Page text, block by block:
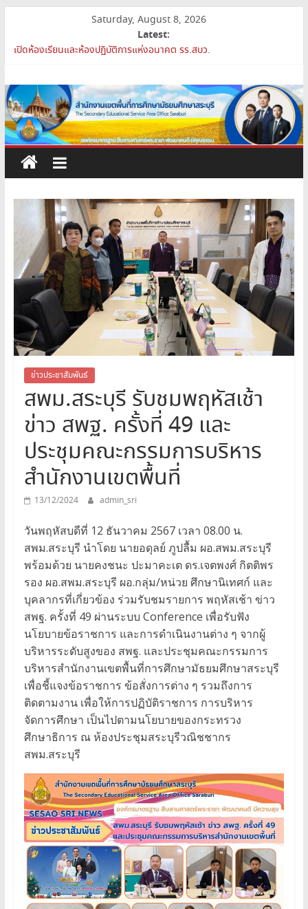
content
Saturday, August 8, 2026
Latest:
เปิดห้องเรียนและห้องปฏิบัติการแห่งอนาคต รร.สบว.
สพม.สบ เข้าร่วมประชุมสัมมนา ผอ.สพท. ทั่วประเทศ ครั้งที่ 2/2569 “All
for Education”
การย้ายข้าราชการครูและบุคลากรทางการศึกษา ตำแหน่งศึกษานิเทศก์
สพม.สบ ประชุมชี้แจงแนวทางการส่งเสริมความโปร่งใสในสำนักงานเขต
พื้นที่การศึกษา 2569
สำนักงาน
เขต
พื้นที่
การ
ศึกษา
มัธยมศึกษา
สระบุรี
สพม.สระบุรี,สพม.สบ,สำนักงาน
เขต
พื้นที่
การ
ศึกษา
มัธยมศึกษา
สระบุรี
ข่าวประชาสัมพันธ์
สพม.สระบุรี รับชมพฤหัสเช้า
ข่าว สพฐ. ครั้งที่ 49 และ
ประชุมคณะกรรมการบริหาร
สำนักงานเขตพื้นที่
13/12/2024 admin_sri
วันพฤหัสบดีที่ 12 ธันวาคม 2567 เวลา 08.00 น.
สพม.สระบุรี นำโดย นายอดุลย์ ภูปลื้ม ผอ.สพม.สระบุรี
พร้อมด้วย นายคงชนะ ปะมาคะเต ดร.เจตพงศ์ กิตติพร
รอง ผอ.สพม.สระบุรี ผอ.กลุ่ม/หน่วย ศึกษานิเทศก์ และ
บุคลากรที่เกี่ยวข้อง ร่วมรับชมรายการ พฤหัสเช้า ข่าว
สพฐ. ครั้งที่ 49 ผ่านระบบ Conference เพื่อรับฟัง
นโยบายข้อราชการ และการดำเนินงานต่าง ๆ จากผู้
บริหารระดับสูงของ สพฐ. และประชุมคณะกรรมการ
บริหารสำนักงานเขตพื้นที่การศึกษามัธยมศึกษาสระบุรี
เพื่อชี้แจงข้อราชการ ข้อสั่งการต่าง ๆ รวมถึงการ
ติดตามงาน เพื่อให้การปฏิบัติราชการ การบริหาร
จัดการศึกษา เป็นไปตามนโยบายของกระทรวง
ศึกษาธิการ ณ ห้องประชุมสระบุรีวณิชชากร
สพม.สระบุรี